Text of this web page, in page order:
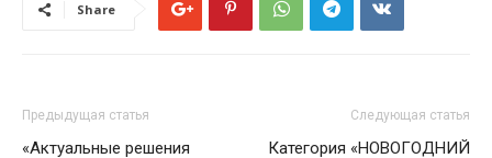
Share
Предыдущая статья
«Актуальные решения
Следующая статья
Категория «НОВОГОДНИЙ